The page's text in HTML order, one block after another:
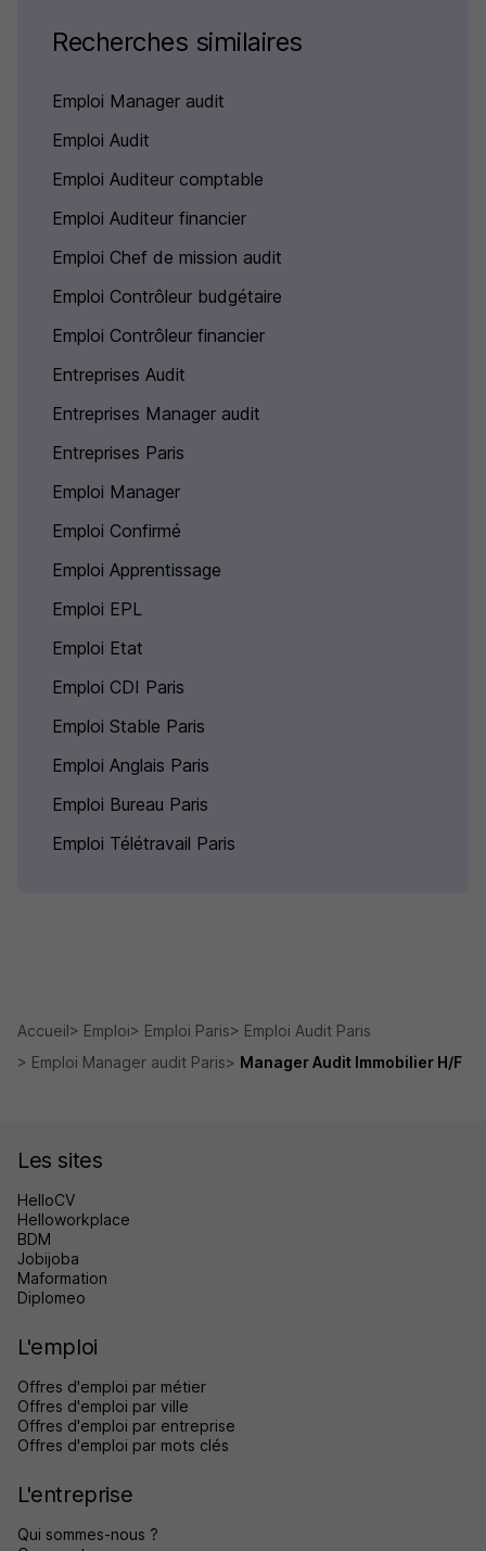
Recherches similaires
Emploi Manager audit
Emploi Audit
Emploi Auditeur comptable
Emploi Auditeur financier
Emploi Chef de mission audit
Emploi Contrôleur budgétaire
Emploi Contrôleur financier
Entreprises Audit
Entreprises Manager audit
Entreprises Paris
Emploi Manager
Emploi Confirmé
Emploi Apprentissage
Emploi EPL
Emploi Etat
Emploi CDI Paris
Emploi Stable Paris
Emploi Anglais Paris
Emploi Bureau Paris
Emploi Télétravail Paris
Accueil Emploi Emploi Paris
Emploi Audit Paris
Emploi Manager audit Paris
Manager Audit Immobilier H/F
Les sites
HelloCV
Helloworkplace
BDM
Jobijoba
Maformation
Diplomeo
L'emploi
Offres d'emploi par métier
Offres d'emploi par ville
Offres d'emploi par entreprise
Offres d'emploi par mots clés
L'entreprise
Qui sommes-nous ?